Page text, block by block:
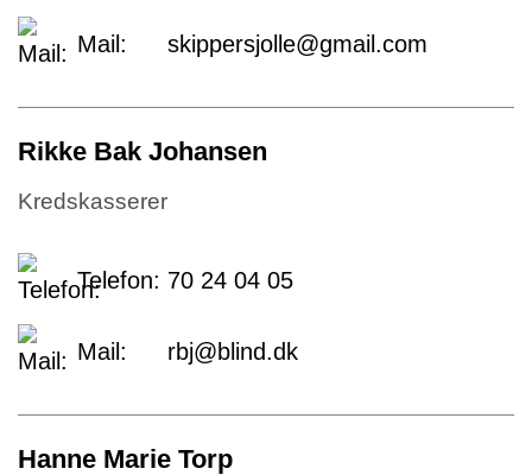
Mail: skippersjolle@gmail.com
Rikke Bak Johansen
Kredskasserer
Telefon: 70 24 04 05
Mail: rbj@blind.dk
Hanne Marie Torp